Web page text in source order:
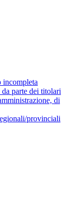
incompleta
parte dei titolari
di
provinciali